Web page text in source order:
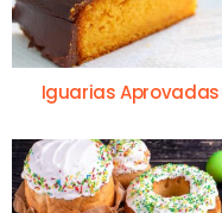
Iguarias